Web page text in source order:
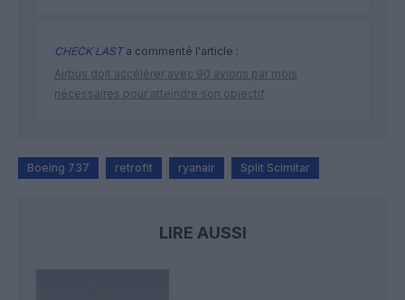
CHECK LASTa commenté l'article :
Airbus doit accélérer avec 90 avions par mois
nécessaires pour atteindre son objectif
Boeing 737 retrofit ryanair Split Scimitar
LIRE AUSSI